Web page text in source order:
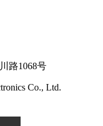
路1068号
Co., Ltd.